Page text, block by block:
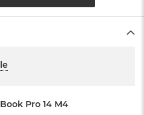
Sequoia
Pro 14 M4